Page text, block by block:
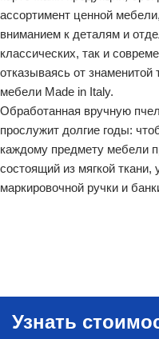
ассортимент ценной
вниманием к деталям и
классических, так и
отказываясь от знаменитой
мебели Made in Italy.
Обработанная вручную
прослужит долгие годы:
каждому предмету мебели
состоящий из мягкой ткани,
маркировочной ручки и
Узнать